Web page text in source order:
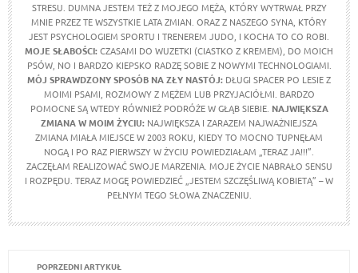
STRESU. DUMNA JESTEM TEŻ Z MOJEGO MĘŻA, KTÓRY WYTRWAŁ PRZY
MNIE PRZEZ TE WSZYSTKIE LATA ZMIAN. ORAZ Z NASZEGO SYNA, KTÓRY
JEST PSYCHOLOGIEM SPORTU I TRENEREM JUDO, I KOCHA TO CO ROBI.
MOJE SŁABOŚCI:CZASAMI DO WUZETKI (CIASTKO Z KREMEM), DO MOICH
PSÓW, NO I BARDZO KIEPSKO RADZĘ SOBIE Z NOWYMI TECHNOLOGIAMI.
MÓJ SPRAWDZONY SPOSÓB NA ZŁY NASTÓJ: DŁUGI SPACER PO LESIE Z
MOIMI PSAMI, ROZMOWY Z MĘŻEM LUB PRZYJACIÓŁMI. BARDZO
POMOCNE SĄ WTEDY RÓWNIEŻ PODRÓŻE W GŁĄB SIEBIE. NAJWIĘKSZA
ZMIANA W MOIM ŻYCIU: NAJWIĘKSZA I ZARAZEM NAJWAŻNIEJSZA
ZMIANA MIAŁA MIEJSCE W 2003 ROKU, KIEDY TO MOCNO TUPNĘŁAM
NOGĄ I PO RAZ PIERWSZY W ŻYCIU POWIEDZIAŁAM „TERAZ JA!!!”.
ZACZĘŁAM REALIZOWAĆ SWOJE MARZENIA. MOJE ŻYCIE NABRAŁO SENSU
I ROZPĘDU. TERAZ MOGĘ POWIEDZIEĆ „JESTEM SZCZĘŚLIWĄ KOBIETĄ” – W
PEŁNYM TEGO SŁOWA ZNACZENIU.
POPRZEDNI ARTYKUŁ